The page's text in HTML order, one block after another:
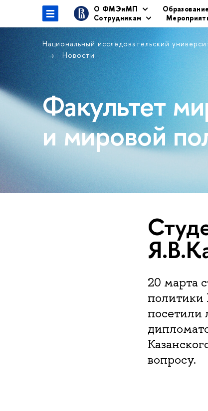
О ФМЭиМП Образование
Сотрудникам
Национальный исследовательский
Новости
Факультет
и мировой
20 марта
политики
посетили
вопросу.